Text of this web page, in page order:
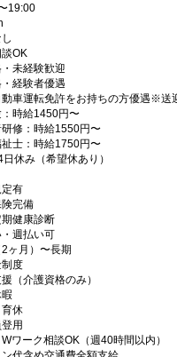
19:00
OK
未経験歓迎
経験者優遇
車運転免許をお持ちの方優遇※送
：時給1450円〜
研修：時給1550円〜
祉士：時給1750円〜
休み（希望休あり）
有
完備
健康診断
週払い可
ヶ月）〜長期
度
（介護資格のみ）
休
用
ワーク相談OK（週40時間以内）